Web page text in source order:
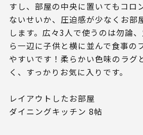
すし、部屋の中央に置いてもコロ
ないせいか、圧迫感が少なくお部
します。広々3人で使うのは勿論
ら一辺に子供と横に並んで食事の
やすいです！柔らかい色味のラグ
く、すっかりお気に入りです。
レイアウトしたお部屋
ダイニングキッチン 8帖